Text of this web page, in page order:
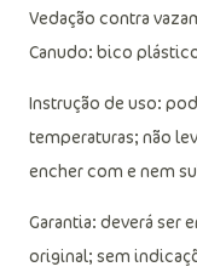
Vedação contra
Canudo: bico
Instrução de uso:
temperaturas; não
encher com e nem
Garantia: deverá ser
original; sem